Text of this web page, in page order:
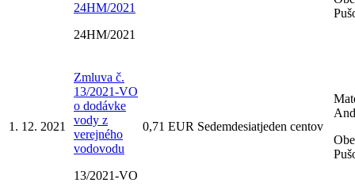
24HM/2021
24HM/2021
1. 12. 2021
Zmluva č.
13/2021-VO
o dodávke
vody z
verejného
vodovodu
13/2021-VO
0,71 EUR Sedemdesiatjeden centov